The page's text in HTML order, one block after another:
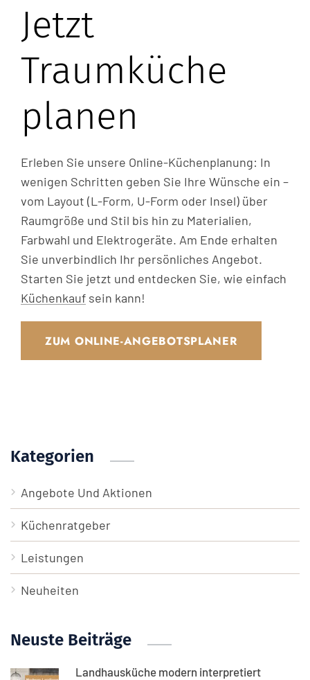
Jetzt
Traumküche
planen
Erleben Sie unsere Online-Küchenplanung: In
wenigen Schritten geben Sie Ihre Wünsche ein –
vom Layout (L-Form, U-Form oder Insel) über
Raumgröße und Stil bis hin zu Materialien,
Farbwahl und Elektrogeräte. Am Ende erhalten
Sie unverbindlich Ihr persönliches Angebot.
Starten Sie jetzt und entdecken Sie, wie einfach
Küchenkauf sein kann!
ZUM ONLINE-ANGEBOTSPLANER
Kategorien
Angebote Und Aktionen
Küchenratgeber
Leistungen
Neuheiten
Neuste Beiträge
Landhausküche modern interpretiert